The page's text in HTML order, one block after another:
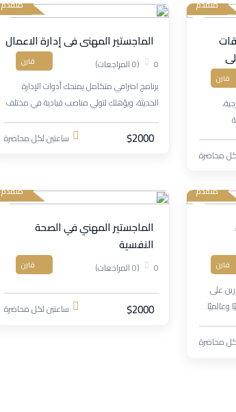
متقدم
قارن
وغير
محاضرة
متقدم
الماجستير المهنى فى إدارة الاعمال
0 (0 المراجعات) قارن
برنامج احترافي متكامل يمنحك أدوات الإدارة
الحديثة، ويؤهلك لتولي مناصب قيادية في مختلف
القطاعات من خلال مزيج من الدراسة النظرية
والتطبيق العملي.
$2000 ساعتين لكل محاضرة
متقدم
قارن
على
وعالميًا.
محاضرة
متقدم
الماجستير المهني في الصحة
النفسية
0 (0 المراجعات) قارن
$2000 ساعتين لكل محاضرة